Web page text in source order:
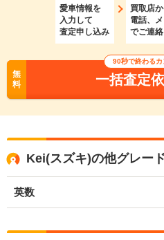
愛車情報を
入力して
査定申し込み
買取店
電話、
でご連絡
無
料
90秒で終わるカ
一括査定
Kei(スズキ)の他グレー
英数